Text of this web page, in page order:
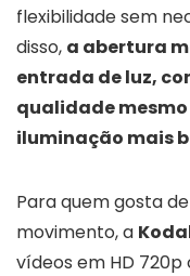
flexibilidade sem
disso, a abertura
entrada de luz,
qualidade
iluminação mais
Para quem gosta
movimento, a
vídeos em HD